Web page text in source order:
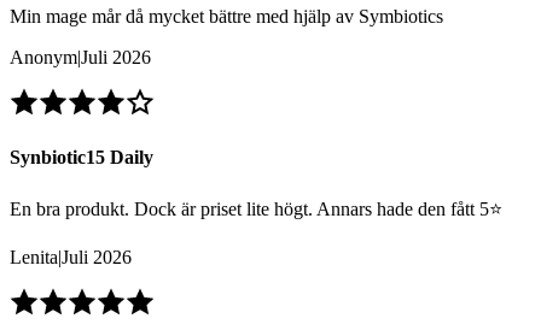
Min mage mår då mycket bättre med hjälp av Symbiotics
Anonym|Juli 2026
Synbiotic15 Daily
En bra produkt. Dock är priset lite högt. Annars hade den fått 5⭐️
Lenita|Juli 2026